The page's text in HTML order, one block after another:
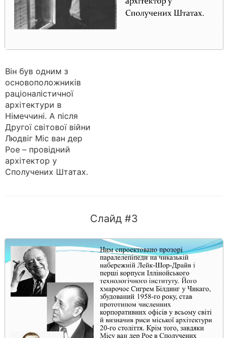
Він був одним з
основоположників
раціоналістичної
архітектури в
Німеччині. А після
Другої світової війни
Людвіг Міс ван дер
Рое – провідний
архітектор у
Сполучених Штатах.
Слайд #3